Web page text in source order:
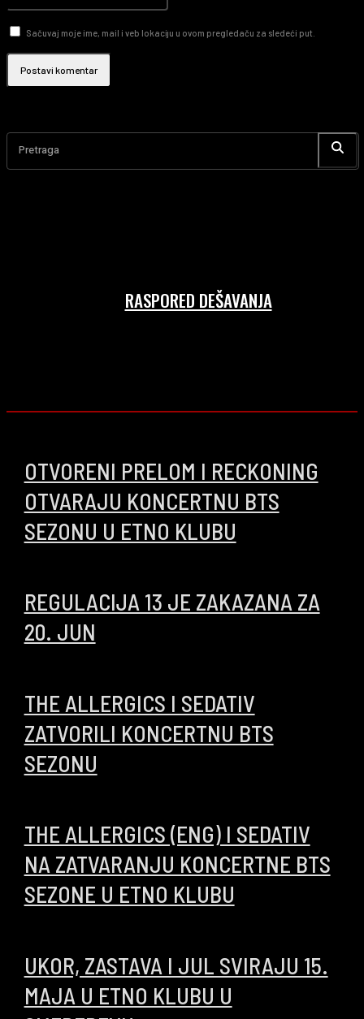
Sačuvaj moje ime, mail i veb lokaciju u ovom pregledaču za sledeći put.
Pretraga
RASPORED DEŠAVANJA
OTVORENI PRELOM I RECKONING
OTVARAJU KONCERTNU BTS
SEZONU U ETNO KLUBU
REGULACIJA 13 JE ZAKAZANA ZA
20. JUN
THE ALLERGICS I SEDATIV
ZATVORILI KONCERTNU BTS
SEZONU
THE ALLERGICS (ENG) I SEDATIV
NA ZATVARANJU KONCERTNE BTS
SEZONE U ETNO KLUBU
UKOR, ZASTAVA I JUL SVIRAJU 15.
MAJA U ETNO KLUBU U